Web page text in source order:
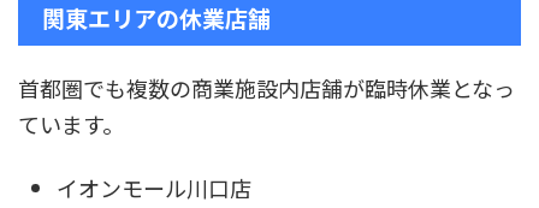
関東エリアの休業店舗
首都圏でも複数の商業施設内店舗が臨時休業となっ
ています。
イオンモール川口店